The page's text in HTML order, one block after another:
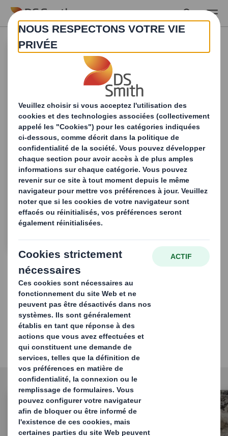
Skip to main content
Services de
recyclage et
traitement des
déchets
Découvrez nos services
Découvrez le bon service pour vous